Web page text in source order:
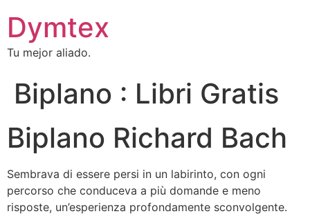
Dymtex
Tu mejor aliado.
Biplano : Libri Gratis
Biplano Richard Bach
Sembrava di essere persi in un labirinto, con ogni
percorso che conduceva a più domande e meno
risposte, un’esperienza profondamente sconvolgente.